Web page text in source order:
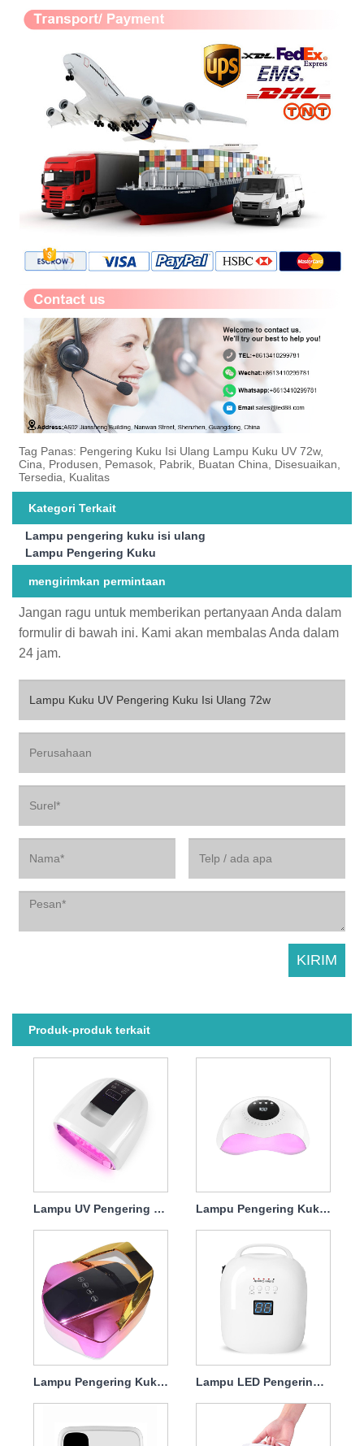
Tag Panas: Pengering Kuku Isi Ulang Lampu Kuku UV 72w,
Cina, Produsen, Pemasok, Pabrik, Buatan China, Disesuaikan,
Tersedia, Kualitas
Kategori Terkait
Lampu pengering kuku isi ulang
Lampu Pengering Kuku
mengirimkan permintaan
Jangan ragu untuk memberikan pertanyaan Anda dalam
formulir di bawah ini. Kami akan membalas Anda dalam
24 jam.
Produk-produk terkait
Lampu UV Pengering Kuku Isi Ulang 90W Lampu Pengering Kuku Terbaik Isi Ulang 120w
Lampu Pengering Kuku Gel Isi Ulang 96w Lampu LED Pengering Kuku Isi Ulang 86w Protable